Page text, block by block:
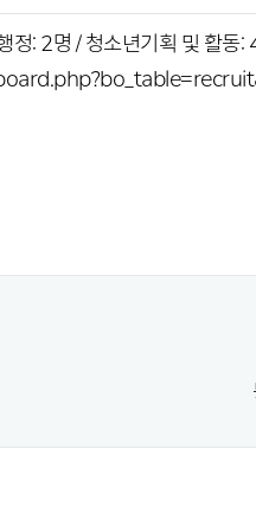
정: 2명 / 청소년기획 및 활